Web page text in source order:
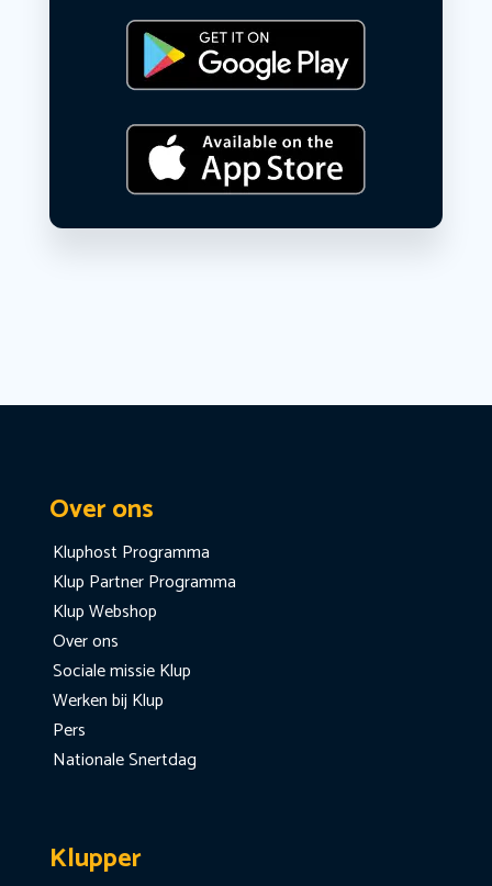
Over ons
Kluphost Programma
Klup Partner Programma
Klup Webshop
Over ons
Sociale missie Klup
Werken bij Klup
Pers
Nationale Snertdag
Klupper